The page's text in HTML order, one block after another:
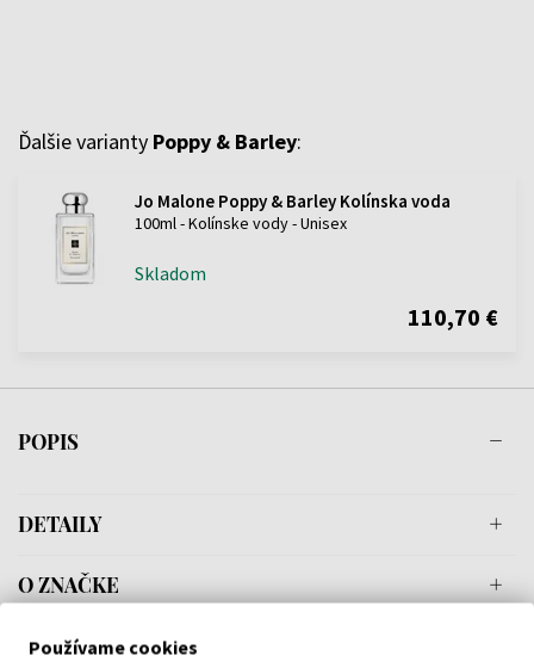
Ďalšie varianty Poppy & Barley:
Jo Malone Poppy & Barley Kolínska voda
100ml - Kolínske vody - Unisex
Skladom
110,70 €
POPIS
DETAILY
O ZNAČKE
Používame cookies